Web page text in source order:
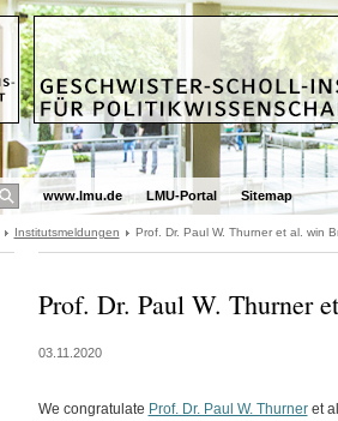
www.lmu.de LMU-Portal Sitemap
Institutsmeldungen Prof. Dr. Paul W. Thurner et al. win
Prof. Dr. Paul W. Thurner
03.11.2020
We congratulate Prof. Dr. Paul W. Thurneret